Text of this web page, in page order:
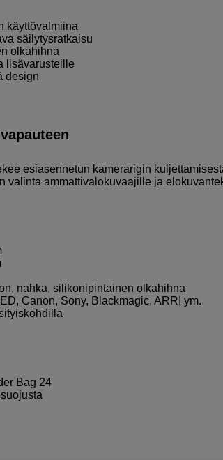
käyttövalmiina
säilytysratkaisu
olkahihna
lisävarusteille
design
esiasennetun kamerarigin
valinta ammattivalokuvaajille ja
nahka, silikonipintainen olkahihna
Canon, Sony, Blackmagic, ARRI ym.
Bag 24